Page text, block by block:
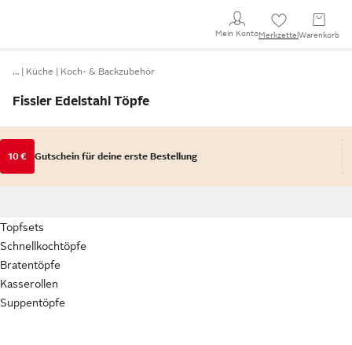
Mein KontoMerkzettel Warenkorb
… Küche Koch- & Backzubehör
Fissler Edelstahl Töpfe
10 € Gutschein für deine erste Bestellung
Topfsets
Schnellkochtöpfe
Bratentöpfe
Kasserollen
Suppentöpfe